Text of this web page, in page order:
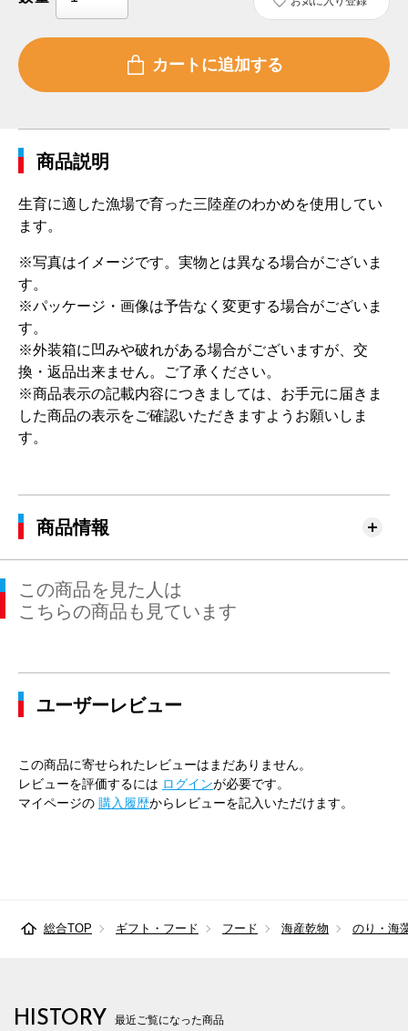
商品説明
生育に適した漁場で育った三陸産のわかめを使用してい
ます。
※写真はイメージです。実物とは異なる場合がございま
す。
※パッケージ・画像は予告なく変更する場合がございま
す。
※外装箱に凹みや破れがある場合がございますが、交
換・返品出来ません。ご了承ください。
※商品表示の記載内容につきましては、お手元に届きま
した商品の表示をご確認いただきますようお願いしま
す。
商品情報
この商品を見た人は
こちらの商品も見ています
ユーザーレビュー
この商品に寄せられたレビューはまだありません。
レビューを評価するには ログインが必要です。
マイページの 購入履歴からレビューを記入いただけます。
総合TOP ギフト・フード フード 海産乾物 のり・海
HISTORY 最近ご覧になった商品